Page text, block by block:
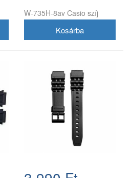
W-735H-8av Casio szíj